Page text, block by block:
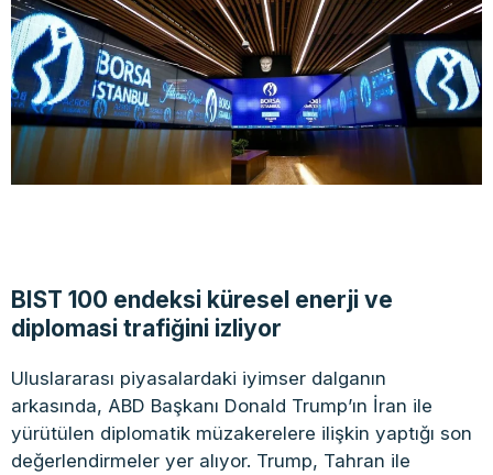
BIST 100 endeksi küresel enerji ve
diplomasi trafiğini izliyor
Uluslararası piyasalardaki iyimser dalganın
arkasında, ABD Başkanı Donald Trump’ın İran ile
yürütülen diplomatik müzakerelere ilişkin yaptığı son
değerlendirmeler yer alıyor. Trump, Tahran ile